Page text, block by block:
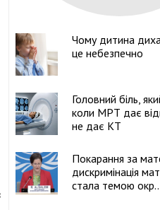
Чому дитина
це небезпечно
Головний біль,
коли МРТ дає
не дає КТ
Покарання за
дискримінація
стала темою